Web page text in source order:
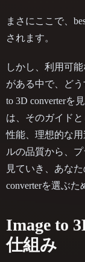
まさにここで、
されます。
しかし、利用可
がある中で、ど
to 3D converterを
は、そのガイド
性能、理想的な
ルの品質から、
見ていき、あな
converterを選ぶた
Image to
仕組み